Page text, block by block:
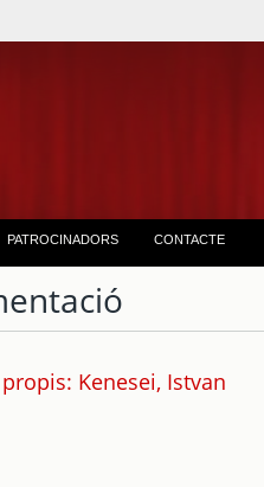
PATROCINADORS CONTACTE
Kenesei, Istvan